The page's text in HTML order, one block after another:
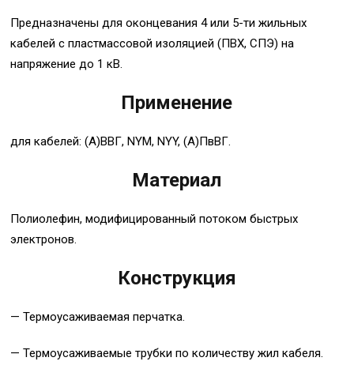
Предназначены для оконцевания 4 или 5-ти жильных
кабелей с пластмассовой изоляцией (ПВХ, СПЭ) на
напряжение до 1 кВ.
Применение
для кабелей: (А)ВВГ, NYM, NYY, (А)ПвВГ.
Материал
Полиолефин, модифицированный потоком быстрых
электронов.
Конструкция
— Термоусаживаемая перчатка.
— Термоусаживаемые трубки по количеству жил кабеля.